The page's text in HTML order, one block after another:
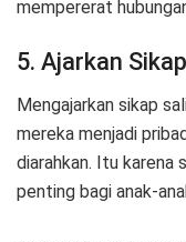
mempererat
5. Ajarkan
Mengajarkan sikap
mereka menjadi
diarahkan. Itu karena
penting bagi anak-